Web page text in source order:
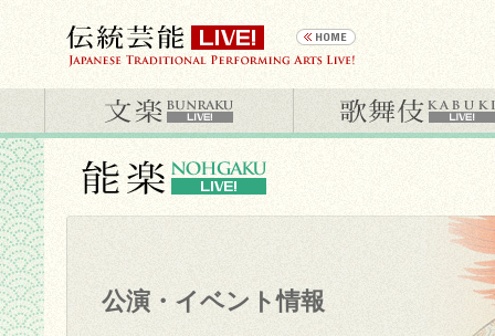
公演・イベント情報